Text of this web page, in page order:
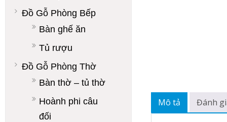
Mô tả Đánh
Đồ Gỗ Phòng Bếp
Bàn ghế ăn
Tủ rượu
Đồ Gỗ Phòng Thờ
Bàn thờ – tủ thờ
Hoành phi câu
đối